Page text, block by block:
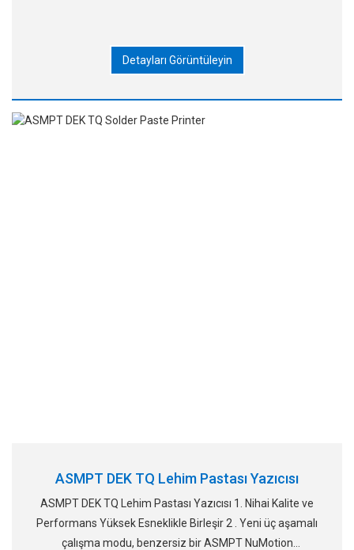
Detayları Görüntüleyin
ASMPT DEK TQ Lehim Pastası Yazıcısı
ASMPT DEK TQ Lehim Pastası Yazıcısı 1. Nihai Kalite ve
Performans Yüksek Esneklikle Birleşir 2 . Yeni üç aşamalı
çalışma modu, benzersiz bir ASMPT NuMotion